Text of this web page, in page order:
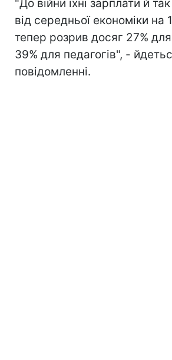
"До війни їхні зарплати й
від середньої економіки на
тепер розрив досяг 27% для
39% для педагогів", -
повідомленні.